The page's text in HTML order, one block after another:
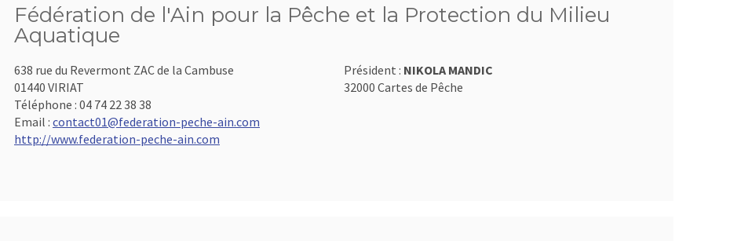
Fédération de l'Ain pour la Pêche et la Protection du Milieu
Aquatique
638 rue du Revermont ZAC de la Cambuse
01440 VIRIAT
Téléphone : 04 74 22 38 38
Email : contact01@federation-peche-ain.com
http://www.federation-peche-ain.com
Président : NIKOLA MANDIC
32000 Cartes de Pêche